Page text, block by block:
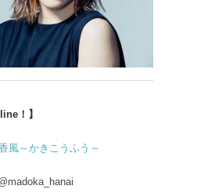
！】
風～かきこうふう～